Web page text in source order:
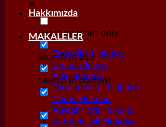
Exact matches only
Search in title
Search in content
Hakkımızda
MAKALELER
Emeklilik Hukuku
Tanıma Tenfiz
Aile Hukuku
Gayrımenkul Hukuku
Miras Hukuku
Alacak/İcra Hukuku
Vatandaşlık Hukuku